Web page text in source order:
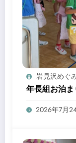
岩見沢めぐ
年長組お泊
2026年7月